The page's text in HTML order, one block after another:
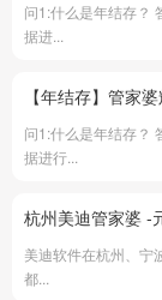
问1:什么是年结存？
据进...
【年结存】管家
问1:什么是年结存？
据进行...
杭州美迪管家婆 -
美迪软件在杭州、宁
都...